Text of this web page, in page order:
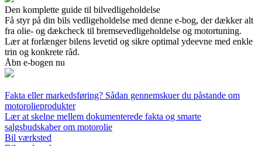
Den komplette guide til bilvedligeholdelse
Få styr på din bils vedligeholdelse med denne e-bog, der dækker alt
fra olie- og dækcheck til bremsevedligeholdelse og motortuning.
Lær at forlænger bilens levetid og sikre optimal ydeevne med enkle
trin og konkrete råd.
Åbn e-bogen nu
Fakta eller markedsføring? Sådan gennemskuer du påstande om
motorolieprodukter
Lær at skelne mellem dokumenterede fakta og smarte
salgsbudskaber om motorolie
Bil værksted